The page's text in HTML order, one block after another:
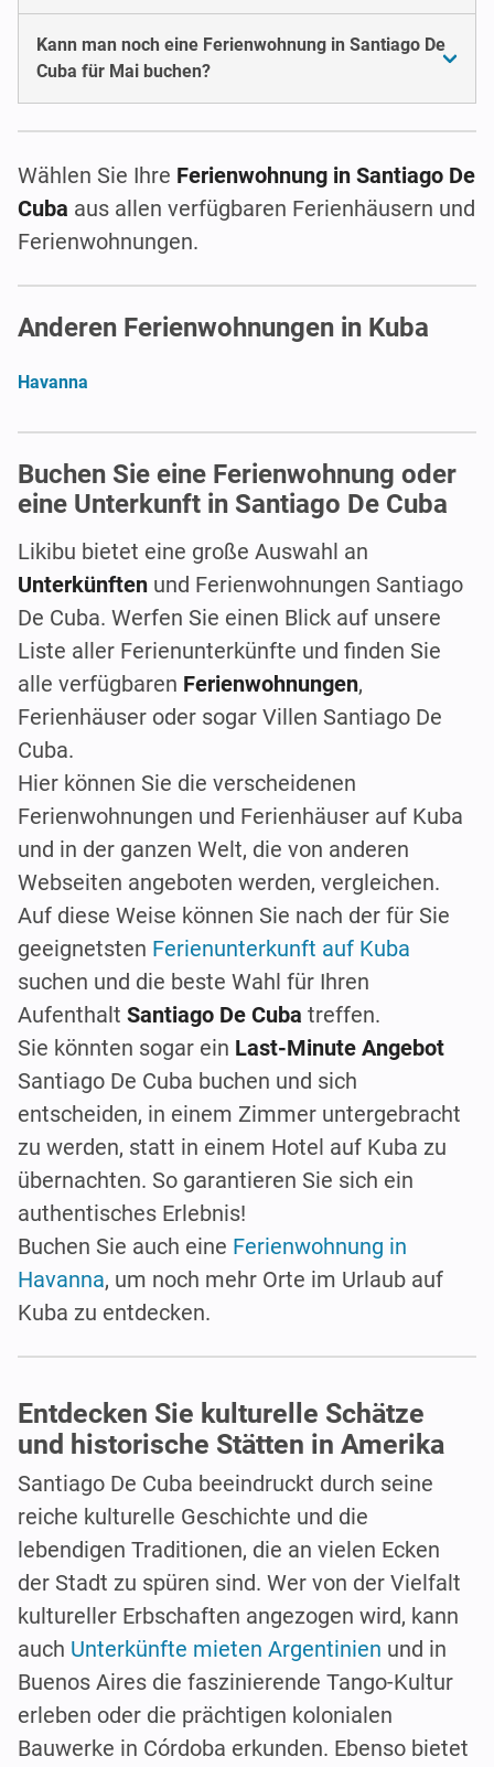
Kann man noch eine Ferienwohnung in Santiago De
Cuba für Mai buchen?
Wählen Sie Ihre Ferienwohnung in Santiago De
Cuba aus allen verfügbaren Ferienhäusern und
Ferienwohnungen.
Anderen Ferienwohnungen in Kuba
Havanna
Buchen Sie eine Ferienwohnung oder
eine Unterkunft in Santiago De Cuba
Likibu bietet eine große Auswahl an
Unterkünften und Ferienwohnungen Santiago
De Cuba. Werfen Sie einen Blick auf unsere
Liste aller Ferienunterkünfte und finden Sie
alle verfügbaren Ferienwohnungen,
Ferienhäuser oder sogar Villen Santiago De
Cuba.
Hier können Sie die verscheidenen
Ferienwohnungen und Ferienhäuser auf Kuba
und in der ganzen Welt, die von anderen
Webseiten angeboten werden, vergleichen.
Auf diese Weise können Sie nach der für Sie
geeignetsten Ferienunterkunft auf Kuba
suchen und die beste Wahl für Ihren
Aufenthalt Santiago De Cuba treffen.
Sie könnten sogar ein Last-Minute Angebot
Santiago De Cuba buchen und sich
entscheiden, in einem Zimmer untergebracht
zu werden, statt in einem Hotel auf Kuba zu
übernachten. So garantieren Sie sich ein
authentisches Erlebnis!
Buchen Sie auch eine Ferienwohnung in
Havanna, um noch mehr Orte im Urlaub auf
Kuba zu entdecken.
Entdecken Sie kulturelle Schätze
und historische Stätten in Amerika
Santiago De Cuba beeindruckt durch seine
reiche kulturelle Geschichte und die
lebendigen Traditionen, die an vielen Ecken
der Stadt zu spüren sind. Wer von der Vielfalt
kultureller Erbschaften angezogen wird, kann
auch Unterkünfte mieten Argentinien und in
Buenos Aires die faszinierende Tango-Kultur
erleben oder die prächtigen kolonialen
Bauwerke in Córdoba erkunden. Ebenso bietet